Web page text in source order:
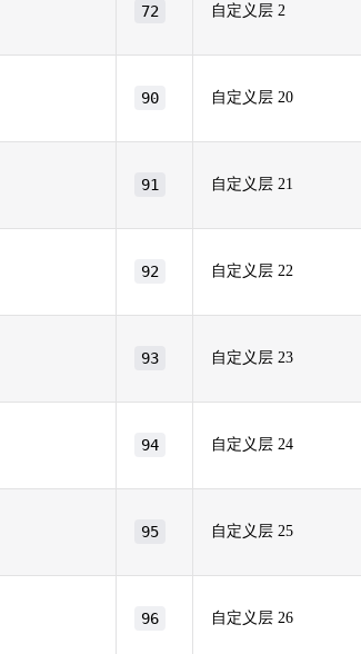
72 自定义层 2
90 自定义层 20
91 自定义层 21
92 自定义层 22
93 自定义层 23
94 自定义层 24
95 自定义层 25
96 自定义层 26